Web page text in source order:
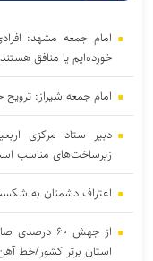
امام جمعه مشهد:
خورده‌ایم یا منافق
امام جمعه شیراز:
دبیر ستاد مرکزی
زیرساخت‌های مناسب
اعتراف دشمنان به
استان برتر کشور/خط